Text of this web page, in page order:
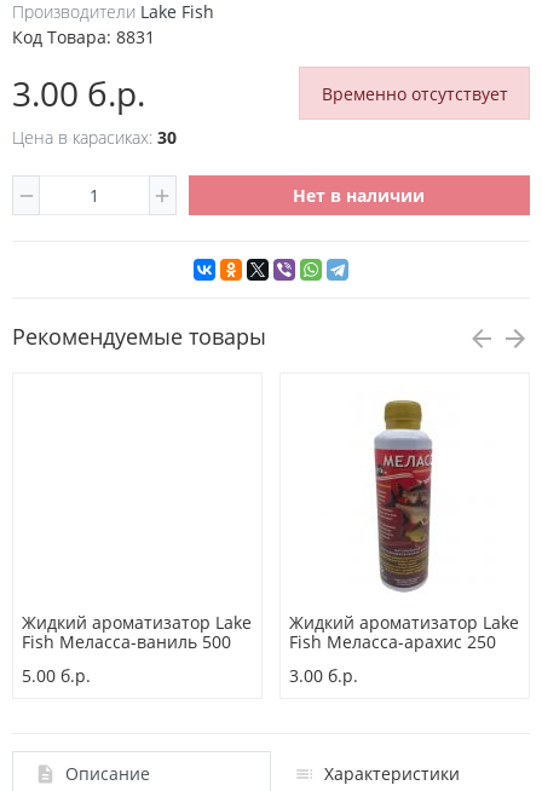
Производители Lake Fish
Код Товара: 8831
3.00 б.р.
Временно отсутствует
Цена в карасиках: 30
Нет в наличии
Рекомендуемые товары
Жидкий ароматизатор Lake
Fish Меласса-ваниль 500
5.00 б.р.
Жидкий ароматизатор Lake
Fish Меласса-арахис 250
3.00 б.р.
Описание
Характеристики